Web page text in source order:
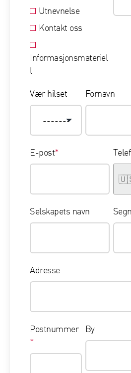
Utnevnelse
Kontakt oss
Informasjonsmateriel
l
Vær hilset Fornavn
E-post*
Selskapets navn
Adresse
Postnummer
*
By